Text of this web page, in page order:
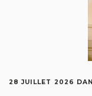
28 JUILLET 2026